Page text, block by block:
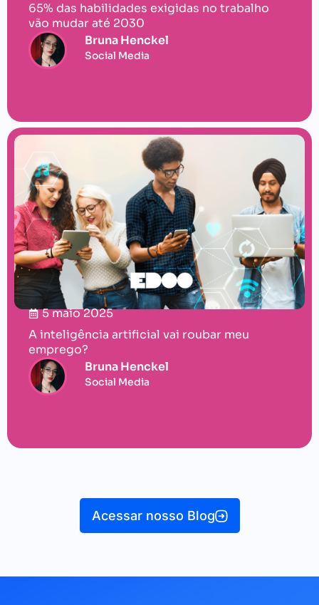
65% das habilidades exigidas no trabalho
vão mudar até 2030
Bruna Henckel
Social Media
5 maio 2025
A inteligência artificial vai roubar meu
emprego?
Bruna Henckel
Social Media
Acessar nosso Blog